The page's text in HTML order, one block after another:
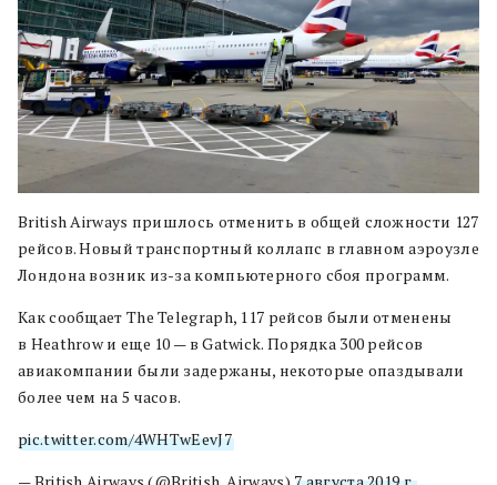
British Airways пришлось отменить в общей сложности 127
рейсов. Новый транспортный коллапс в главном аэроузле
Лондона возник из-за компьютерного сбоя программ.
Как сообщает The Telegraph, 117 рейсов были отменены
в Heathrow и еще 10 — в Gatwick. Порядка 300 рейсов
авиакомпании были задержаны, некоторые опаздывали
более чем на 5 часов.
pic.twitter.com/4WHTwEevJ7